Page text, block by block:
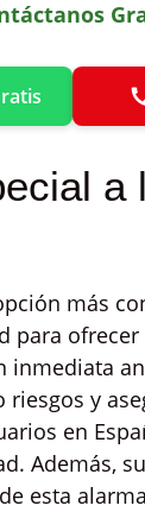
más
para ofrecer
inmediata
y
en
Además,
esta